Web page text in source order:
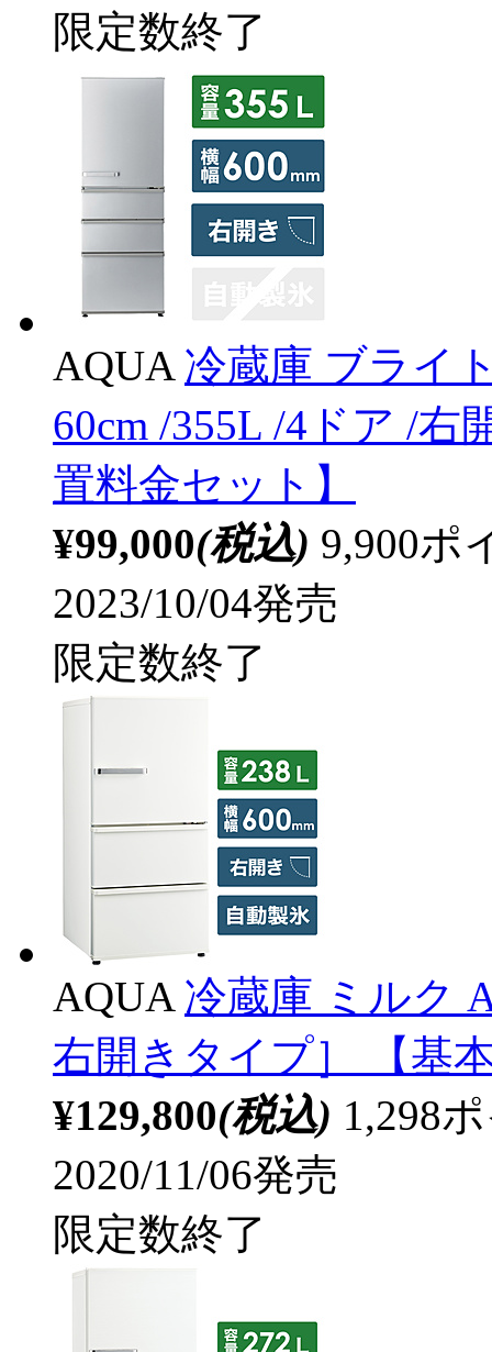
限定数終了
AQUA 冷蔵庫 ブライ
60cm /355L /4ドア /右
置料金セット】
¥99,000(税込) 9,900ポ
2023/10/04発売
限定数終了
AQUA 冷蔵庫 ミルク
右開きタイプ］ 【基
¥129,800(税込) 1,298
2020/11/06発売
限定数終了